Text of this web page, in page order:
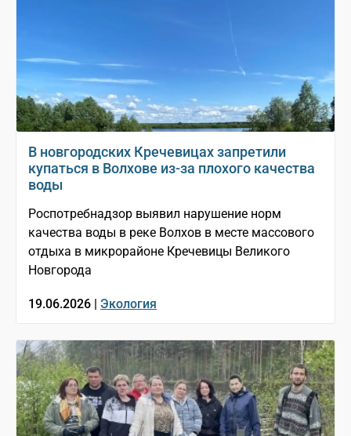
В новгородских Кречевицах запретили
купаться в Волхове из-за плохого качества
воды
Роспотребнадзор выявил нарушение норм
качества воды в реке Волхов в месте массового
отдыха в микрорайоне Кречевицы Великого
Новгорода
19.06.2026 | Экология